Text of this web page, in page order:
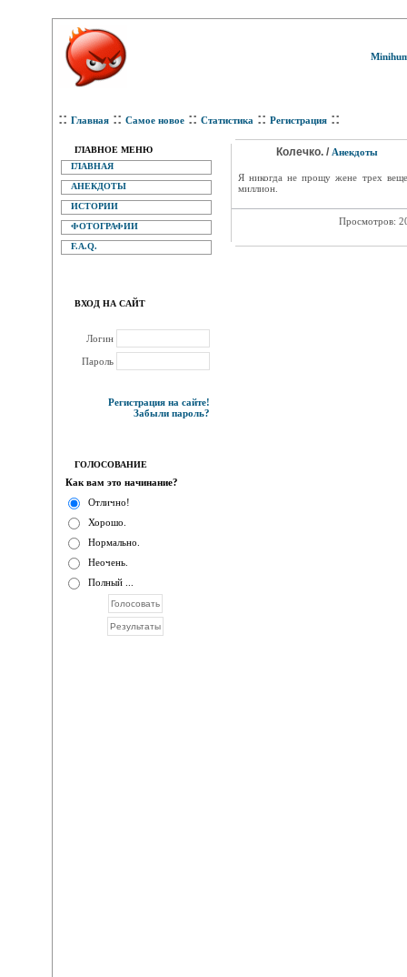
:: Главная :: Самое новое :: Статистика :: Регистрация ::
ГЛАВНОЕ МЕНЮ
ГЛАВНАЯ
АНЕКДОТЫ
ИСТОРИИ
ФОТОГРАФИИ
F.A.Q.
ВХОД НА САЙТ
Логин
Пароль
Регистрация на сайте!
Забыли пароль?
ГОЛОСОВАНИЕ
Как вам это начинание?
Отлично!
Хорошо.
Нормально.
Неочень.
Полный ...
Колечко. / Анекдоты
Я никогда не прощу жене трех
миллион.
Просмотров: